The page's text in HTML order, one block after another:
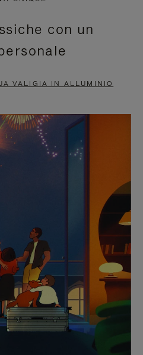
con un
VALIGIA IN ALLUMINIO